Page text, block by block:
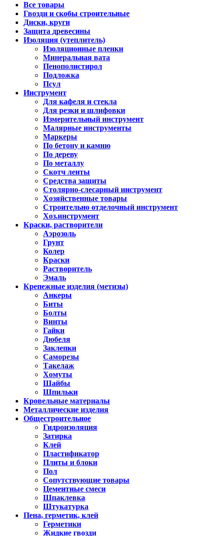
Все товары
Гвозди и скобы строительные
Диски, круги
Защита древесины
Изоляция (утеплитель)
Изоляционные пленки
Минеральная вата
Пенополистирол
Подложка
Псул
Инструмент
Для кафеля и стекла
Для резки и шлифовки
Измерительный инструмент
Малярные инструменты
Маркеры
По бетону и камню
По дереву
По металлу
Скотч ленты
Средства защиты
Столярно-слесарный инструмент
Хозяйственные товары
Строительно отделочный инструмент
Хоз.инструмент
Краски, растворители
Аэрозоль
Грунт
Колер
Краски
Растворитель
Эмаль
Крепежные изделия (метизы)
Анкеры
Биты
Болты
Винты
Гайки
Дюбеля
Заклепки
Саморезы
Такелаж
Хомуты
Шайбы
Шпильки
Кровельные материалы
Металлические изделия
Общестроительное
Гидроизоляция
Затирка
Клей
Пластификатор
Плиты и блоки
Пол
Сопутствующие товары
Цементные смеси
Шпаклевка
Штукатурка
Пена, герметик, клей
Герметики
Жидкие гвозди